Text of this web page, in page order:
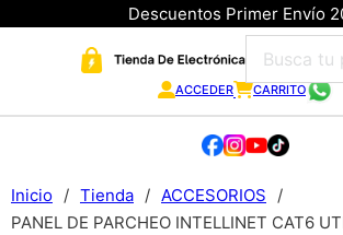
Descuentos Primer Envío
ACCEDER CARRITO
Inicio / Tienda / ACCESORIOS
/
PANEL DE PARCHEO INTELLINET CAT6